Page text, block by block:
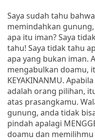
Saya sudah tahu
memindahkan
apa itu iman? Saya
tahu! Saya tidak tahu
apa yang bukan iman.
mengabulkan doamu,
KEYAKINANMU.
adalah orang pilihan,
atas prasangkamu.
gunung, anda tidak
pindah apalagi
doamu dan